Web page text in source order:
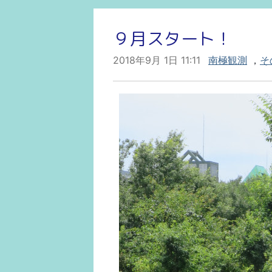
９月スタート！
2018年9月 1日 11:11 南極観測 ，